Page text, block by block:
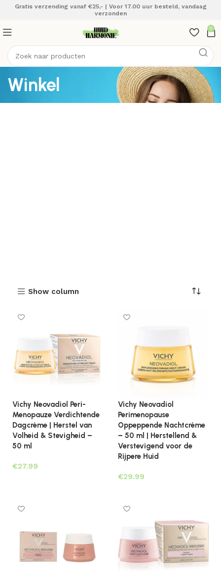
Gratis verzending vanaf €25,- | Voor 17.00 uur besteld, vandaag
verzonden
0
Winkel
Show column
Vichy Neovadiol Peri-
Menopauze Verdichtende
Dagcrème | Herstel van
Volheid & Stevigheid –
50 ml
€
Vichy Neovadiol
Perimenopause
Oppeppende Nachtcrème
– 50 ml | Herstellend &
Verstevigend voor de
Rijpere Huid
€